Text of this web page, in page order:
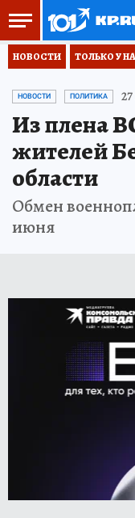
НОВОСТИ ТОЛЬКО У
НОВОСТИ ПОЛИТИКА
Из плена
жителей
области
Обмен
июня